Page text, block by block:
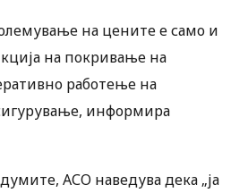
на цените е само и
на покривање на
работење на
информира
АСО наведува дека „ја